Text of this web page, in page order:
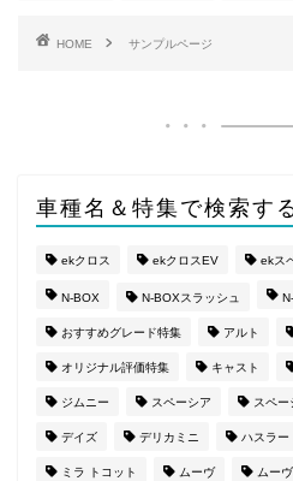
HOME サンプルページ
車種名＆特集で検索す
ekクロス ekクロスEV ekス
N-BOX N-BOXスラッシュ
おすすめグレード特集 アルト
オリジナル評価特集 キャスト
ジムニー スペーシア スペー
デイズ デリカミニ ハスラー
ミラ トコット ムーヴ ムー